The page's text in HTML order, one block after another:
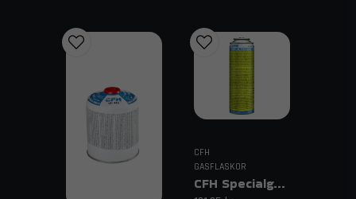
CFH
GASFLASKOR
CFH Specialgas SG105 110 ml